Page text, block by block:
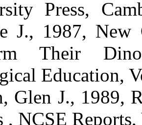
Press,
J., 1987, New
Their
Education,
Glen J., 1989,
, NCSE